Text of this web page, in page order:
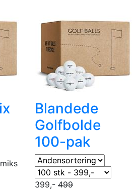
Blandede
Golfbolde
100-pak
399,- 499